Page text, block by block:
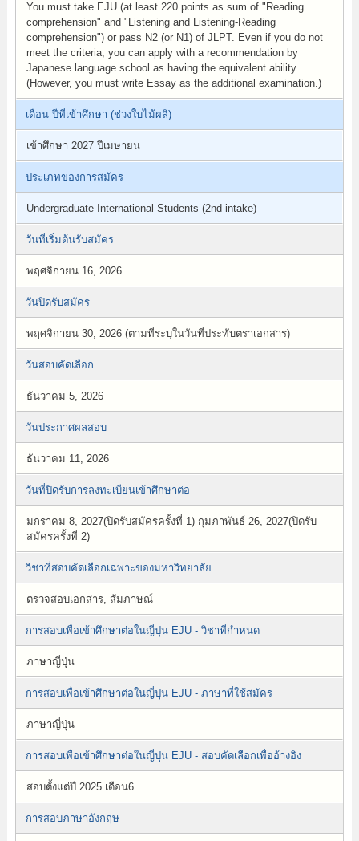
You must take EJU (at least 220 points as sum of "Reading
comprehension" and "Listening and Listening-Reading
comprehension") or pass N2 (or N1) of JLPT. Even if you do not
meet the criteria, you can apply with a recommendation by
Japanese language school as having the equivalent ability.
(However, you must write Essay as the additional examination.)
เดือน ปีที่เข้าศึกษา (ช่วงใบไม้ผลิ)
เข้าศึกษา 2027 ปีเมษายน
ประเภทของการสมัคร
Undergraduate International Students (2nd intake)
วันที่เริ่มต้นรับสมัคร
พฤศจิกายน 16, 2026
วันปิดรับสมัคร
พฤศจิกายน 30, 2026 (ตามที่ระบุในวันที่ประทับตราเอกสาร)
วันสอบคัดเลือก
ธันวาคม 5, 2026
วันประกาศผลสอบ
ธันวาคม 11, 2026
วันที่ปิดรับการลงทะเบียนเข้าศึกษาต่อ
มกราคม 8, 2027(ปิดรับสมัครครั้งที่ 1) กุมภาพันธ์ 26, 2027(ปิดรับ
สมัครครั้งที่ 2)
วิชาที่สอบคัดเลือกเฉพาะของมหาวิทยาลัย
ตรวจสอบเอกสาร, สัมภาษณ์
การสอบเพื่อเข้าศึกษาต่อในญี่ปุ่น EJU - วิชาที่กำหนด
ภาษาญี่ปุ่น
การสอบเพื่อเข้าศึกษาต่อในญี่ปุ่น EJU - ภาษาที่ใช้สมัคร
ภาษาญี่ปุ่น
การสอบเพื่อเข้าศึกษาต่อในญี่ปุ่น EJU - สอบคัดเลือกเพื่ออ้างอิง
สอบตั้งแต่ปี 2025 เดือน6
การสอบภาษาอังกฤษ